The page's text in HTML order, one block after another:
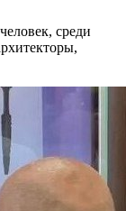
среди